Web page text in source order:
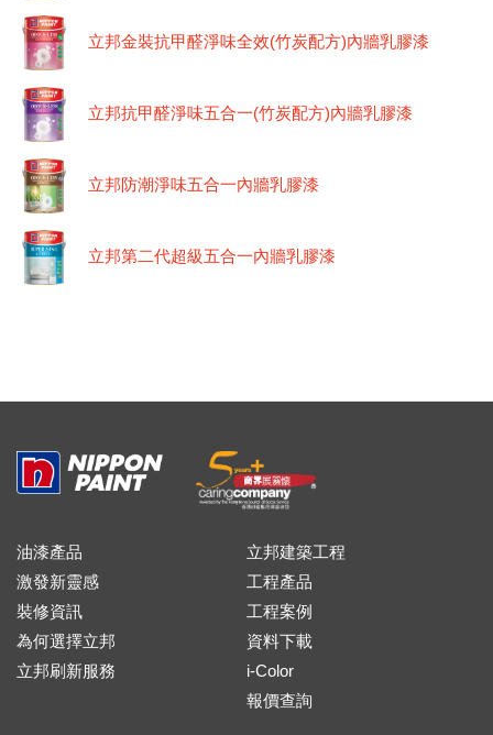
立邦金裝抗甲醛淨味全效(竹炭配方)內牆乳膠漆
立邦抗甲醛淨味五合一(竹炭配方)內牆乳膠漆
立邦防潮淨味五合一內牆乳膠漆
立邦第二代超級五合一內牆乳膠漆
油漆產品
激發新靈感
裝修資訊
為何選擇立邦
立邦刷新服務
立邦建築工程
工程產品
工程案例
資料下載
i-Color
報價查詢